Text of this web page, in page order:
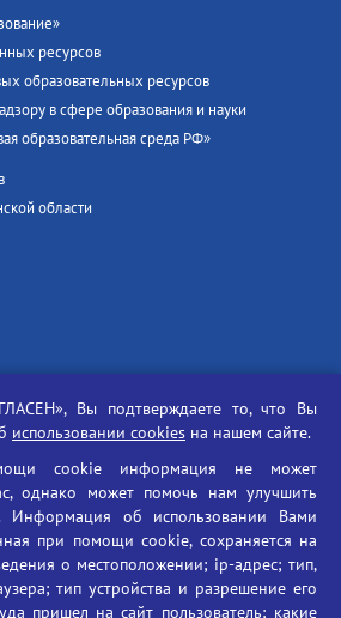
ресурсов
образовательных ресурсов
в сфере образования и науки
образовательная среда РФ»
области
услуг
информационной безопасности
прокуратура РФ
университет
Вы подтверждаете то, что Вы
использовании cookies на нашем сайте.
cookie информация не может
однако может помочь нам улучшить
Информация об использовании Вами
при помощи cookie, сохраняется на
о местоположении; ip-адрес; тип,
тип устройства и разрешение его
пришел на сайт пользователь; какие